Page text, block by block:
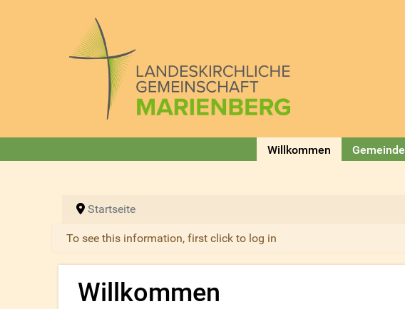
Willkommen Gemeinde
Startseite
Warnung
To see this information, first click to log in
Willkommen